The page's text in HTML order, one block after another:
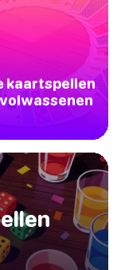
kaartspellen